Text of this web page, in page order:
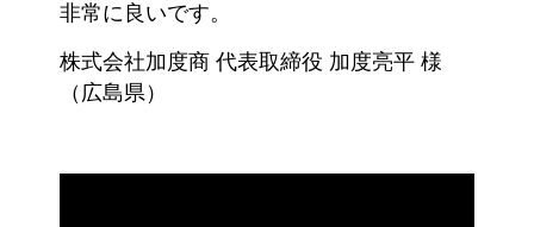
非常に良いです。
株式会社加度商 代表取締役 加度亮平 様
（広島県）